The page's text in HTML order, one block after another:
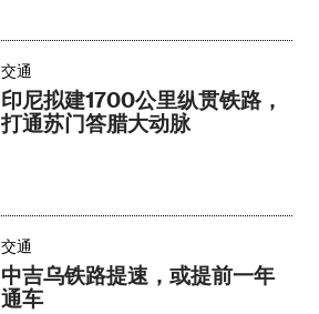
交通
印尼拟建1700公里纵贯铁路，
打通苏门答腊大动脉
交通
中吉乌铁路提速，或提前一年
通车